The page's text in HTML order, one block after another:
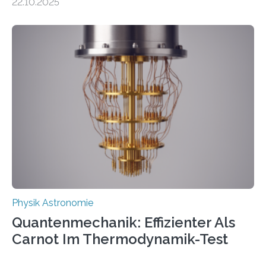
oft von Autor*innen, die eng zusammenarbeiten. Neue
werden schnell weiterentwickelt. Dies ist der Alltag in
der Forschung der Quantentheorie, die dieses Jahr 100
Jahre alt geworden ist, weshalb die UNESCO 2025 zum
Internationalen Jahr der Quantenwissenschaft und -
technologie ausgerufen hat. Doch nun hat eine
internationale Forschungsgruppe um den
Physik Astronomie
Quantenmechanik: Effizienter Als
Carnot Im Thermodynamik-Test